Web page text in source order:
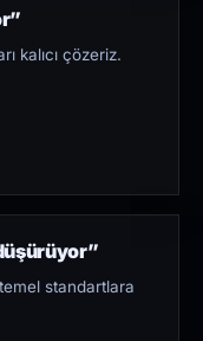
kalıcı çözeriz.
standartlara